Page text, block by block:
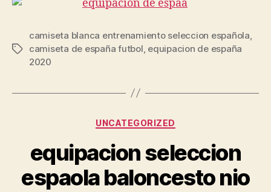
Etiquetas
camiseta blanca entrenamiento seleccion española,
camiseta de españa futbol, equipacion de españa
2020
Categorías
UNCATEGORIZED
equipacion seleccion
espaola baloncesto nio